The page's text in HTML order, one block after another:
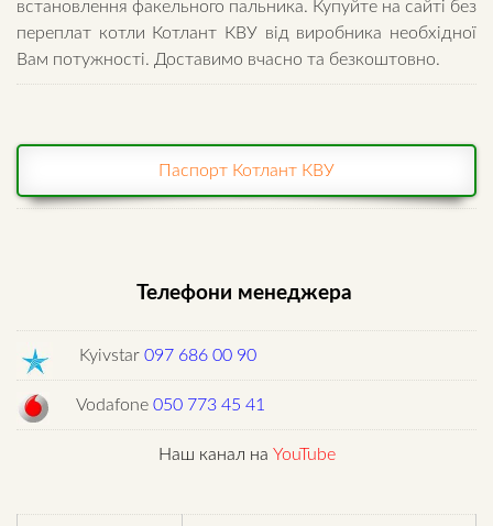
встановлення факельного пальника. Купуйте на сайті без
переплат котли Котлант КВУ від виробника необхідної
Вам потужності. Доставимо вчасно та безкоштовно.
Паспорт Котлант КВУ
Телефони менеджера
Kyivstar 097 686 00 90
Vodafone 050 773 45 41
Наш канал на YouTube